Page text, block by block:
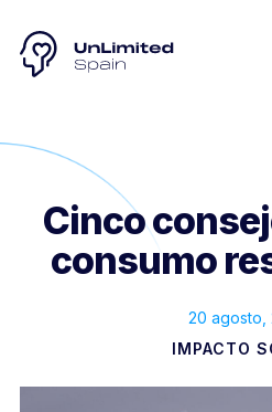
Cinco
consumo
20 agosto,
IMPACTO